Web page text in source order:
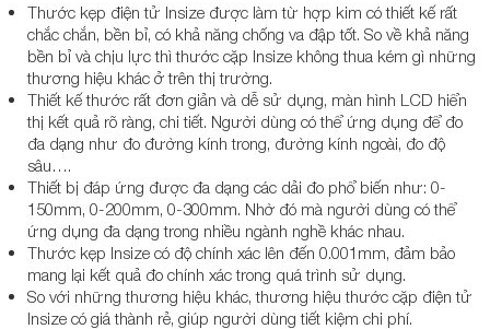
Thước kẹp điện tử Insize được làm từ hợp kim có thiết kế rất
chắc chắn, bền bỉ, có khả năng chống va đập tốt. So về khả năng
bền bỉ và chịu lực thì thước cặp Insize không thua kém gì những
thương hiệu khác ở trên thị trường.
Thiết kế thước rất đơn giản và dễ sử dụng, màn hình LCD hiển
thị kết quả rõ ràng, chi tiết. Người dùng có thể ứng dụng để đo
đa dạng như đo đường kính trong, đường kính ngoài, đo độ
sâu….
Thiết bị đáp ứng được đa dạng các dải đo phổ biến như: 0-
150mm, 0-200mm, 0-300mm. Nhờ đó mà người dùng có thể
ứng dụng đa dạng trong nhiều ngành nghề khác nhau.
Thước kẹp Insize có độ chính xác lên đến 0.001mm, đảm bảo
mang lại kết quả đo chính xác trong quá trình sử dụng.
So với những thương hiệu khác, thương hiệu thước cặp điện tử
Insize có giá thành rẻ, giúp người dùng tiết kiệm chi phí.